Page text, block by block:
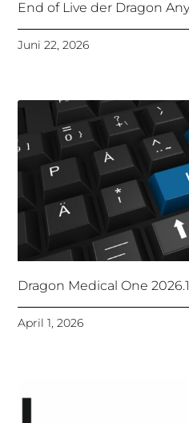
End of Live der Dragon
Juni 22, 2026
Dragon Medical One 2026.1
April 1, 2026